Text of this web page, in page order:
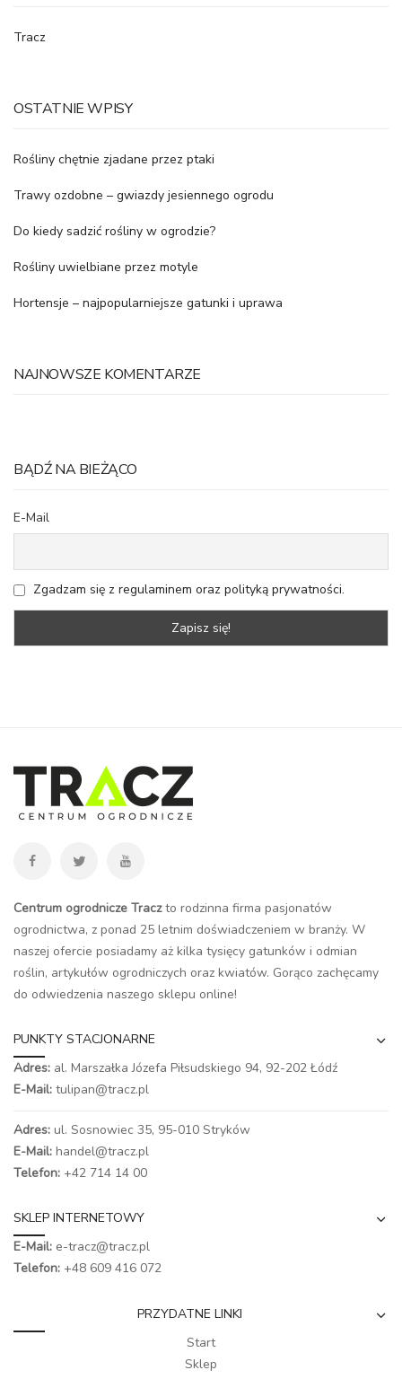
Tracz
OSTATNIE WPISY
Rośliny chętnie zjadane przez ptaki
Trawy ozdobne – gwiazdy jesiennego ogrodu
Do kiedy sadzić rośliny w ogrodzie?
Rośliny uwielbiane przez motyle
Hortensje – najpopularniejsze gatunki i uprawa
NAJNOWSZE KOMENTARZE
BĄDŹ NA BIEŻĄCO
E-Mail
Zgadzam się z regulaminem oraz polityką prywatności.
Centrum ogrodnicze Traczto rodzinna firma pasjonatów
ogrodnictwa, z ponad 25 letnim doświadczeniem w branży. W
naszej ofercie posiadamy aż kilka tysięcy gatunków i odmian
roślin, artykułów ogrodniczych oraz kwiatów. Gorąco zachęcamy
do odwiedzenia naszego sklepu online!
PUNKTY STACJONARNE
Adres: al. Marszałka Józefa Piłsudskiego 94, 92-202 Łódź
E-Mail: tulipan@tracz.pl
Adres: ul. Sosnowiec 35, 95-010 Stryków
E-Mail: handel@tracz.pl
Telefon: +42 714 14 00
SKLEP INTERNETOWY
E-Mail: e-tracz@tracz.pl
Telefon: +48 609 416 072
PRZYDATNE LINKI
Start
Sklep